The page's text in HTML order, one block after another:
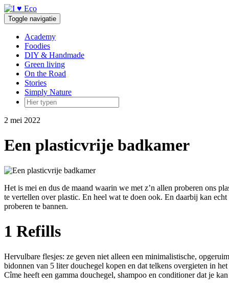
Doorgaan
naar
inhoud
Toggle navigatie
Academy
Foodies
DIY & Handmade
Green living
On the Road
Stories
Simply Nature
2 mei 2022
Een plasticvrije badkamer
Het is mei en dus de maand waarin we met z’n allen proberen ons
te vertellen over plastic. En heel wat te doen ook. En daarbij kan
proberen te bannen.
1 Refills
Hervulbare flesjes: ze geven niet alleen een minimalistische,
bidonnen van 5 liter douchegel kopen en dat telkens overgieten in
Cîme heeft een gamma douchegel, shampoo en conditioner dat je